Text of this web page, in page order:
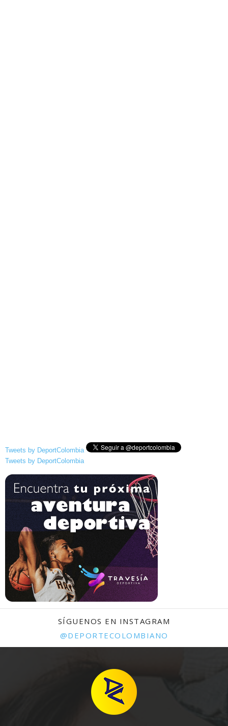
Tweets by DeportColombia
Tweets by DeportColombia
SÍGUENOS EN INSTAGRAM
@DEPORTECOLOMBIANO